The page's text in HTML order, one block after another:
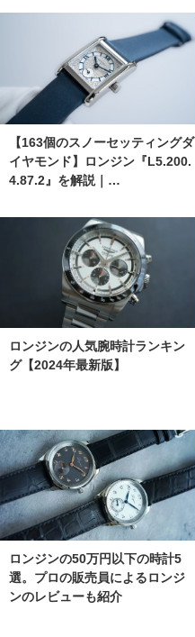
【163個のスノーセッティングダ
イヤモンド】ロンジン『L5.200.
4.87.2』を解説｜…
ロンジンの人気腕時計ランキン
グ【2024年最新版】
ロンジンの50万円以下の時計5
選。プロの販売員によるロンジ
ンのレビューも紹介